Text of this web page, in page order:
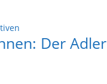
Der Adler